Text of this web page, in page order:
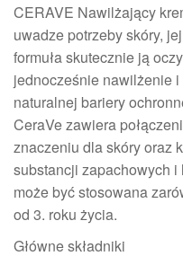
CERAVE Nawilżający
uwadze potrzeby skóry,
formuła skutecznie ją
jednocześnie nawilżenie
naturalnej bariery
CeraVe zawiera
znaczeniu dla skóry oraz
substancji zapachowych i
może być stosowana
od 3. roku życia.
Główne składniki